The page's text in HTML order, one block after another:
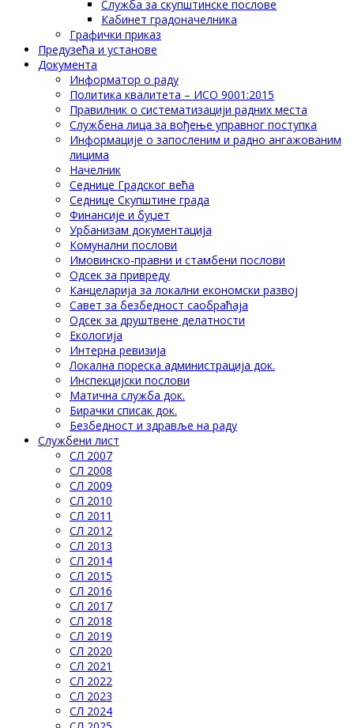
Служба за скупштинске послове
Кабинет градоначелника
Графички приказ
Предузећа и установе
Документа
Информатор о раду
Политика квалитета – ИСО 9001:2015
Правилник о систематизацији радних места
Службена лица за вођење управног поступка
Информације о запосленим и радно ангажованим
лицима
Начелник
Седнице Градског већа
Седнице Скупштине града
Финансије и буџет
Урбанизам документација
Комунални послови
Имовинско-правни и стамбени послови
Одсек за привреду
Канцеларија за локални економски развој
Савет за безбедност саобраћаја
Одсек за друштвене делатности
Eкологија
Интерна ревизија
Локална пореска администрација док.
Инспекцијски послови
Матична служба док.
Бирачки списак док.
Безбедност и здравље на раду
Службени лист
СЛ 2007
СЛ 2008
СЛ 2009
СЛ 2010
СЛ 2011
СЛ 2012
СЛ 2013
СЛ 2014
СЛ 2015
СЛ 2016
СЛ 2017
СЛ 2018
СЛ 2019
СЛ 2020
СЛ 2021
СЛ 2022
СЛ 2023
СЛ 2024